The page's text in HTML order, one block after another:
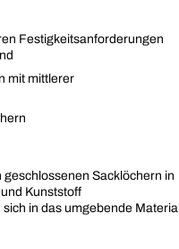
Festigkeitsanforderungen
mit mittlerer
Sacklöchern in
Kunststoff
in das umgebende Material